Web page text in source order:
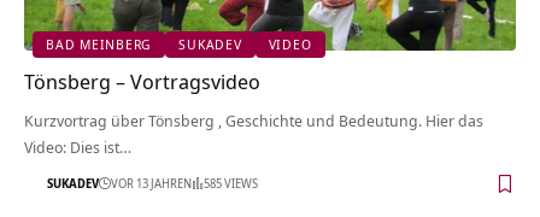
BAD MEINBERG SUKADEV VIDEO
Tönsberg‏‎ – Vortragsvideo
Kurzvortrag über Tönsberg‏‎ , Geschichte und Bedeutung. Hier das
Video: Dies ist…
SUKADEV VOR 13 JAHREN 585 VIEWS